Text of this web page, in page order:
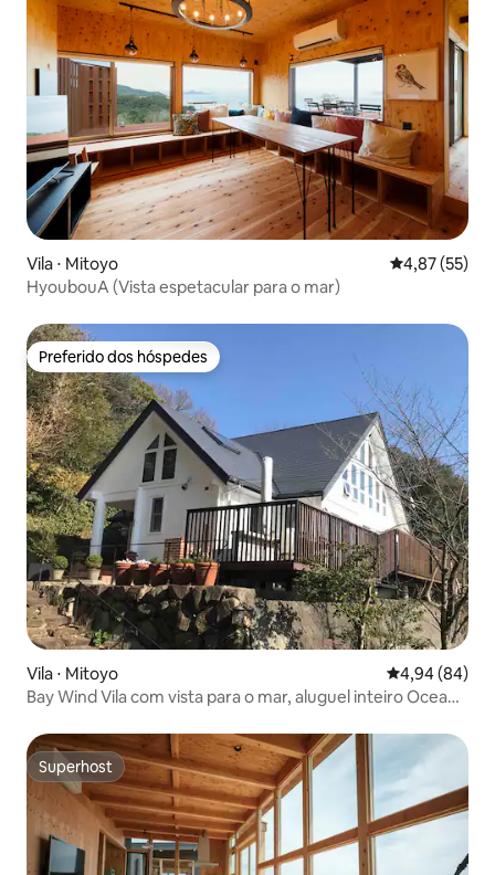
Vila ⋅ Mitoyo 4,87 de uma
4,87 (55)
HyoubouA (Vista espetacular para o mar)
Preferido dos hóspedes
Preferido dos hóspedes
Vila ⋅ Mitoyo 4,94 de uma
4,94 (84)
Bay Wind Vila com vista para o mar, aluguel inteiro Ocean
Superhost
Superhost